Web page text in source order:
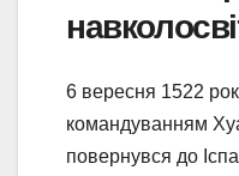
6 вересня 1522
командуванням
повернувся до